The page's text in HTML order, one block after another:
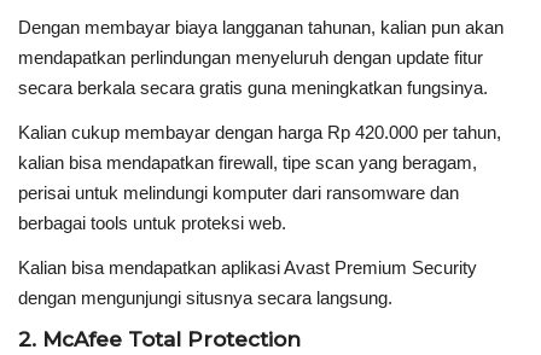
Dengan membayar biaya langganan tahunan, kalian pun akan
mendapatkan perlindungan menyeluruh dengan update fitur
secara berkala secara gratis guna meningkatkan fungsinya.
Kalian cukup membayar dengan harga Rp 420.000 per tahun,
kalian bisa mendapatkan firewall, tipe scan yang beragam,
perisai untuk melindungi komputer dari ransomware dan
berbagai tools untuk proteksi web.
Kalian bisa mendapatkan aplikasi Avast Premium Security
dengan mengunjungi situsnya secara langsung.
2. McAfee Total Protection